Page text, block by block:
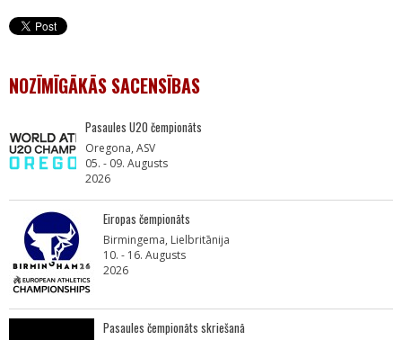
NOZĪMĪGĀKĀS SACENSĪBAS
Pasaules U20 čempionāts
Oregona, ASV
05. - 09. Augusts
2026
Eiropas čempionāts
Birmingema, Lielbritānija
10. - 16. Augusts
2026
Pasaules čempionāts skriešanā